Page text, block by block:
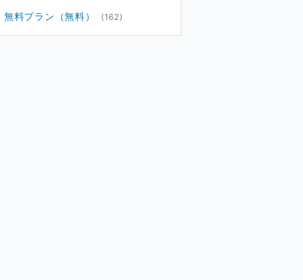
無料プラン（無料） (162)